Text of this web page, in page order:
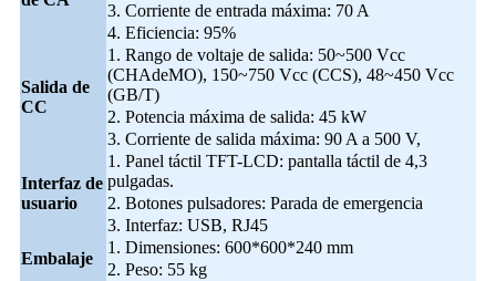
3. Corriente de entrada máxima: 70 A
4. Eficiencia: 95%
Salida de
CC
1. Rango de voltaje de salida: 50~500 Vcc
(CHAdeMO), 150~750 Vcc (CCS), 48~450 Vcc
(GB/T)
2. Potencia máxima de salida: 45 kW
3. Corriente de salida máxima: 90 A a 500 V,
Interfaz de
usuario
1. Panel táctil TFT-LCD: pantalla táctil de 4,3
pulgadas.
2. Botones pulsadores: Parada de emergencia
3. Interfaz: USB, RJ45
Embalaje
1. Dimensiones: 600*600*240 mm
2. Peso: 55 kg